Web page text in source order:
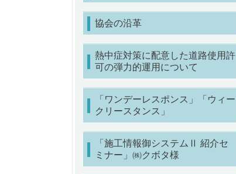
協会の沿革
熱中症対策に配意した道路使用許
可の弾力的運用について
「ワンデーレスポンス」「ウィー
クリースタンス」
「施工情報御システムⅡ 紹介セ
ミナー」㈱クボタ様